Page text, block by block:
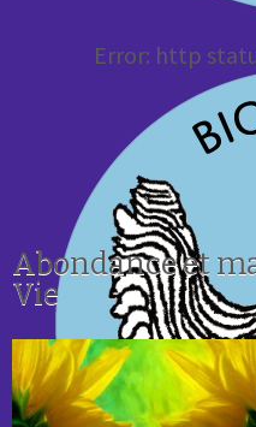
Error: http
Abondance et
Vie